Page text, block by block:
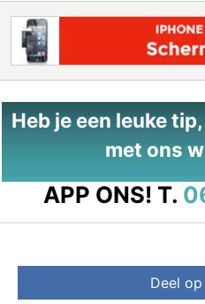
Heb je een leuke
met ons
APP ONS! T.
Deel